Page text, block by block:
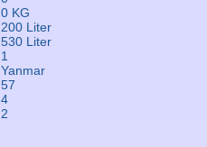
0 KG
200 Liter
530 Liter
1
Yanmar
57
4
2